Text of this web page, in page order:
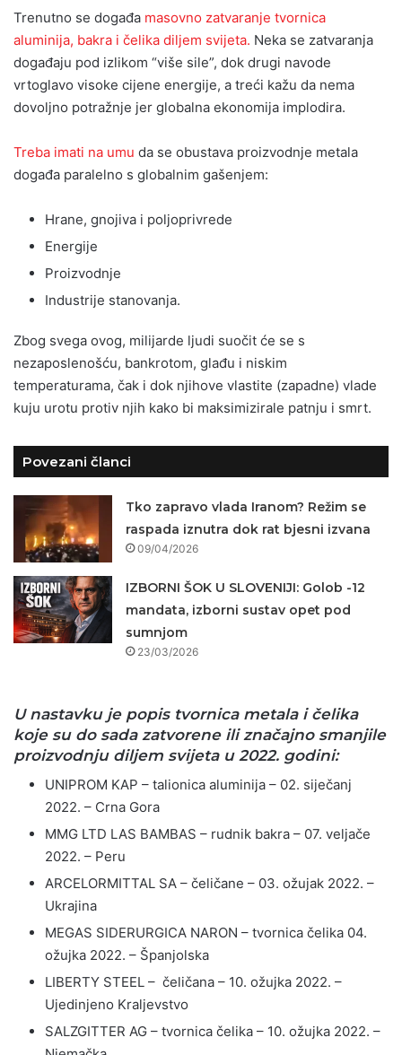
Trenutno se događa masovno zatvaranje tvornica
aluminija, bakra i čelika diljem svijeta. Neka se zatvaranja
događaju pod izlikom “više sile”, dok drugi navode
vrtoglavo visoke cijene energije, a treći kažu da nema
dovoljno potražnje jer globalna ekonomija implodira.
Treba imati na umu da se obustava proizvodnje metala
događa paralelno s globalnim gašenjem:
Hrane, gnojiva i poljoprivrede
Energije
Proizvodnje
Industrije stanovanja.
Zbog svega ovog, milijarde ljudi suočit će se s
nezaposlenošću, bankrotom, glađu i niskim
temperaturama, čak i dok njihove vlastite (zapadne) vlade
kuju urotu protiv njih kako bi maksimizirale patnju i smrt.
Povezani članci
Tko zapravo vlada Iranom? Režim se
raspada iznutra dok rat bjesni izvana
09/04/2026
IZBORNI ŠOK U SLOVENIJI: Golob -12
mandata, izborni sustav opet pod
sumnjom
23/03/2026
U nastavku je popis tvornica metala i čelika
koje su do sada zatvorene ili značajno smanjile
proizvodnju diljem svijeta u 2022. godini:
UNIPROM KAP – talionica aluminija – 02. siječanj
2022. – Crna Gora
MMG LTD LAS BAMBAS – rudnik bakra – 07. veljače
2022. – Peru
ARCELORMITTAL SA – čeličane – 03. ožujak 2022. –
Ukrajina
MEGAS SIDERURGICA NARON – tvornica čelika 04.
ožujka 2022. – Španjolska
LIBERTY STEEL – čeličana – 10. ožujka 2022. –
Ujedinjeno Kraljevstvo
SALZGITTER AG – tvornica čelika – 10. ožujka 2022. –